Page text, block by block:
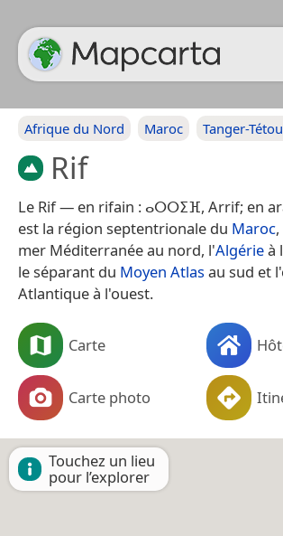
Afrique du Nord Maroc Tanger-
Rif
Le Rif — en rifain : ⴰⵔⵔⵉⴼ, Arrif; en
est la région septentrionale du Maroc
mer Méditerranée au nord, l'Algérieà
le séparant du Moyen Atlasau sud et
Atlantique à l'ouest.
Carte
Carte photo
Touchez un lieu
pour l’explorer